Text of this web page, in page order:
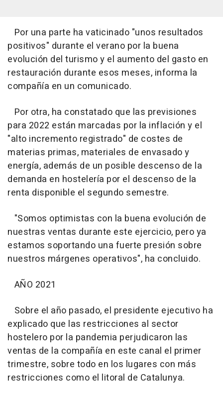
Por una parte ha vaticinado "unos resultados
positivos" durante el verano por la buena
evolución del turismo y el aumento del gasto en
restauración durante esos meses, informa la
compañía en un comunicado.
Por otra, ha constatado que las previsiones
para 2022 están marcadas por la inflación y el
"alto incremento registrado" de costes de
materias primas, materiales de envasado y
energía, además de un posible descenso de la
demanda en hostelería por el descenso de la
renta disponible el segundo semestre.
"Somos optimistas con la buena evolución de
nuestras ventas durante este ejercicio, pero ya
estamos soportando una fuerte presión sobre
nuestros márgenes operativos", ha concluido.
AÑO 2021
Sobre el año pasado, el presidente ejecutivo ha
explicado que las restricciones al sector
hostelero por la pandemia perjudicaron las
ventas de la compañía en este canal el primer
trimestre, sobre todo en los lugares con más
restricciones como el litoral de Catalunya.